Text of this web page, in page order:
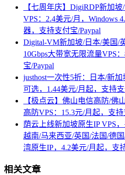
【七周年庆】DigiRDP新加
VPS：2.4美元/月，Windows
器，支持支付宝/Paypal
Digital-VM新加坡/日本/美国/
10Gbps大带宽无限流量VPS
宝/Paypal
justhost一次性5折：日本/新
可选，1.44美元/月起，支持支
【极点云】佛山电信高防/佛
高防VPS：15.3元/月起，支
荫云上线新加坡原生IP VPS
越南/马来西亚/英国/法国/德
湾原生IP，4.2美元/月起，支
相关文章